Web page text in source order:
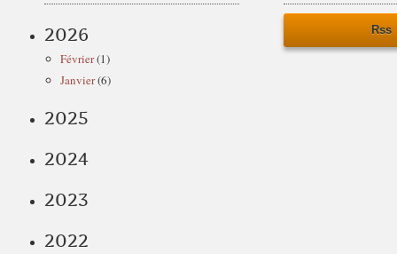
2026
Février(1)
Janvier(6)
2025
2024
2023
2022
Rss